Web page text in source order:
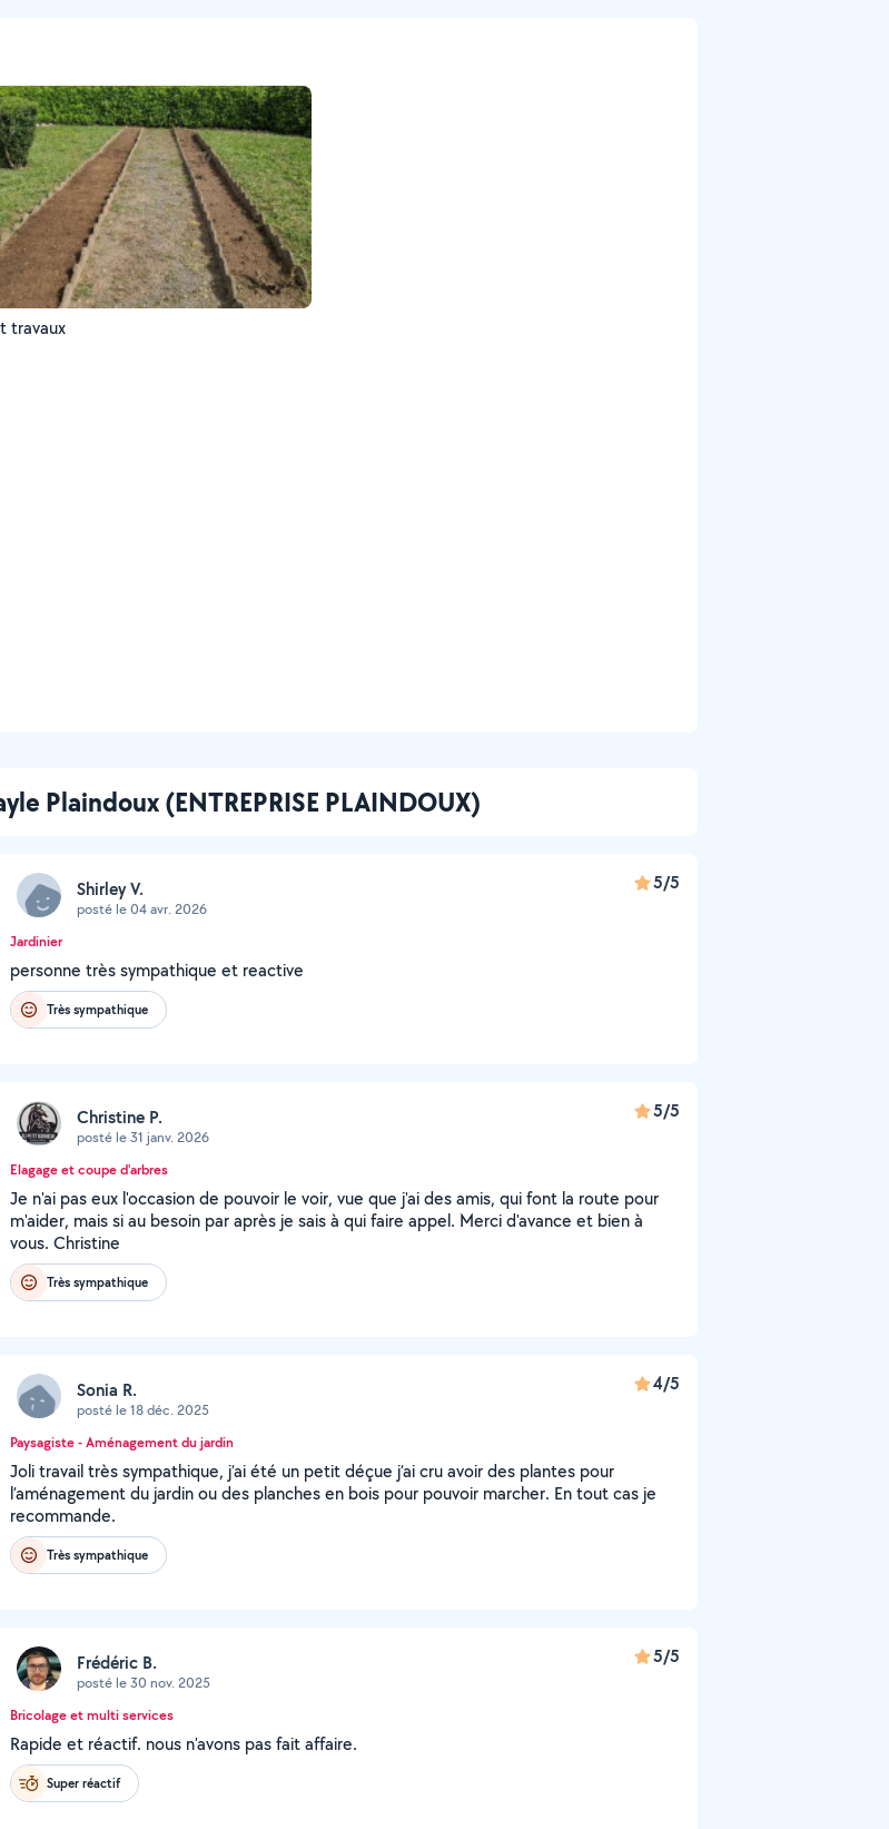
travaux
Plaindoux (ENTREPRISE PLAINDOUX)
Shirley V.
posté le 04 avr. 2026
5/5
Jardinier
personne très sympathique et reactive
Très sympathique
Christine P.
posté le 31 janv. 2026
5/5
Elagage et coupe d'arbres
Je n'ai pas eux l'occasion de pouvoir le voir, vue que j'ai des amis, qui font la route pour
m'aider, mais si au besoin par après je sais à qui faire appel. Merci d'avance et bien à
vous. Christine
Très sympathique
Sonia R.
posté le 18 déc. 2025
4/5
Paysagiste - Aménagement du jardin
Joli travail très sympathique, j’ai été un petit déçue j’ai cru avoir des plantes pour
l’aménagement du jardin ou des planches en bois pour pouvoir marcher. En tout cas je
recommande.
Très sympathique
Frédéric B.
posté le 30 nov. 2025
5/5
Bricolage et multi services
Rapide et réactif. nous n'avons pas fait affaire.
Super réactif